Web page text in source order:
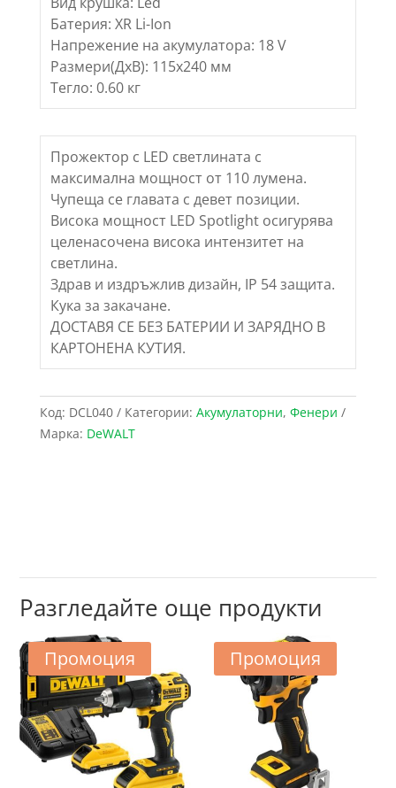
Батерия: XR Li-Ion
Напрежение на акумулатора: 18 V
Размери(ДхВ): 115х240 мм
Тегло: 0.60 кг
Прожектор с LED светлината с
максимална мощност от 110 лумена.
Чупеща се главата с девет позиции.
Висока мощност LED Spotlight осигурява
целенасочена висока интензитет на
светлина.
Здрав и издръжлив дизайн, IP 54 защита.
Кука за закачане.
ДОСТАВЯ СЕ БЕЗ БАТЕРИИ И ЗАРЯДНО В
КАРТОНЕНА КУТИЯ.
Код: DCL040 Категории: Акумулаторни, Фенери
Марка: DeWALT
Разгледайте още продукти
Промоция Промоция